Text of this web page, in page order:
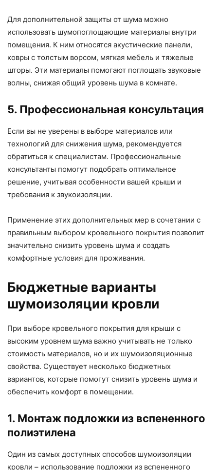
Для дополнительной защиты от шума можно
использовать шумопоглощающие материалы внутри
помещения. К ним относятся акустические панели,
ковры с толстым ворсом, мягкая мебель и тяжелые
шторы. Эти материалы помогают поглощать звуковые
волны, снижая общий уровень шума в комнате.
5. Профессиональная консультация
Если вы не уверены в выборе материалов или
технологий для снижения шума, рекомендуется
обратиться к специалистам. Профессиональные
консультанты помогут подобрать оптимальное
решение, учитывая особенности вашей крыши и
требования к звукоизоляции.
Применение этих дополнительных мер в сочетании с
правильным выбором кровельного покрытия позволит
значительно снизить уровень шума и создать
комфортные условия для проживания.
Бюджетные варианты
шумоизоляции кровли
При выборе кровельного покрытия для крыши с
высоким уровнем шума важно учитывать не только
стоимость материалов, но и их шумоизоляционные
свойства. Существует несколько бюджетных
вариантов, которые помогут снизить уровень шума и
обеспечить комфорт в помещении.
1. Монтаж подложки из вспененного
полиэтилена
Один из самых доступных способов шумоизоляции
кровли – использование подложки из вспененного